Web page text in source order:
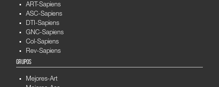
ART-Sapiens
ASC-Sapiens
DTI-Sapiens
GNC-Sapiens
Col-Sapiens
Rev-Sapiens
GRUPOS
Mejores-Art